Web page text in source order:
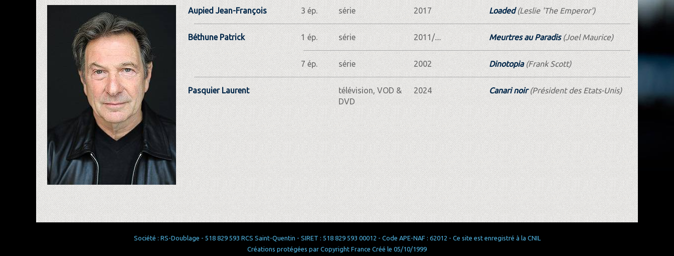
Aupied Jean-François 3 ép. série 2017 Loaded(Leslie 'The Emperor')
Béthune Patrick 1 ép. série 2011/.... Meurtres au Paradis(Joel Maurice)
7 ép. série 2002 Dinotopia(Frank Scott)
Pasquier Laurent
télévision, VOD &
DVD
2024 Canari noir(Président des Etats-Unis)
Société : RS-Doublage - 518 829 593 RCS Saint-Quentin - SIRET : 518 829 593 00012 - Code APE-NAF : 62012 - Ce site est enregistré à la CNIL
Créations protégées par Copyright France Créé le 05/10/1999